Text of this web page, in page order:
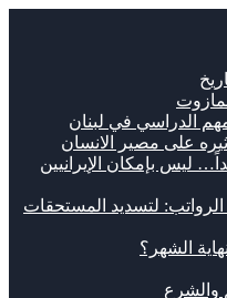
على مصير الانسان
ليس بإمكان الإيرانيين
لتسديد المستحقات
الشهر؟
والشرع